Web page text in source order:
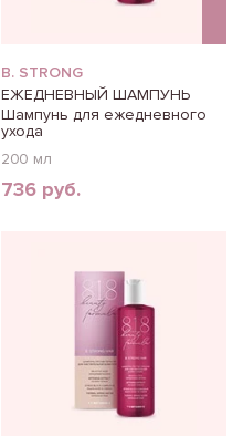
B. STRONG
ЕЖЕДНЕВНЫЙ ШАМПУНЬ
Шампунь для ежедневного
ухода
200 мл
736 руб.